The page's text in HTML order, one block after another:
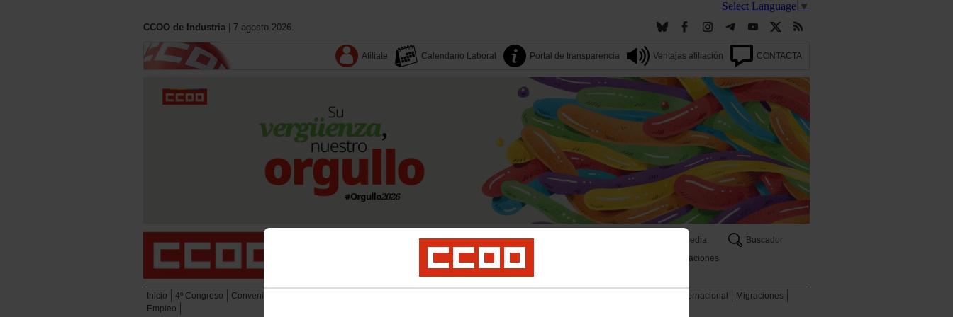
Select Language ▼
CCOO de Industria | 7 agosto 2026.
Afiliate Calendario Laboral Portal de transparencia Ventajas afiliación CONTACTA
Dónde estamos Multimedia
Buscador
Publicaciones
Inicio 4º Congreso Convenios Internacional
Migraciones
Empleo